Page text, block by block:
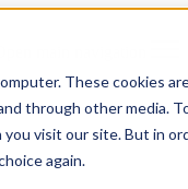
These cookies
through other media.
visit our site. But in
again.